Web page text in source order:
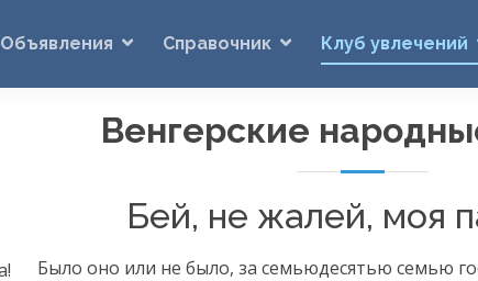
Объявления Справочник Клуб увлечений
Венгерские
Бей, не жалей, моя
Было оно или не было, за семьюдесятью семью